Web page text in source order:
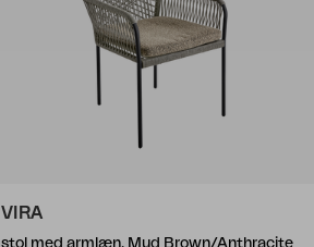
VIRA
stol med armlæn, Mud Brown/Anthracite